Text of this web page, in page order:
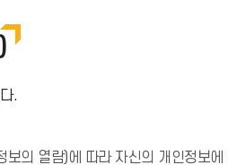
.
보의 열람)에 따라 자신의 개인정